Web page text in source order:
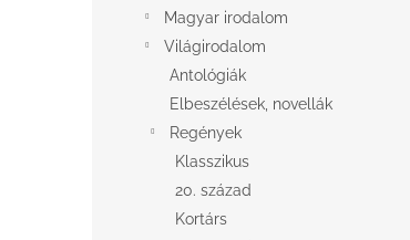
Magyar irodalom
Világirodalom
Antológiák
Elbeszélések, novellák
Regények
Klasszikus
20. század
Kortárs